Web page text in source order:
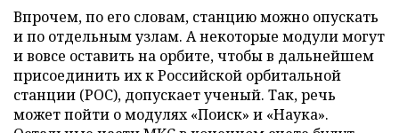
Впрочем, по его словам, станцию можно опускать
и по отдельным узлам. А некоторые модули могут
и вовсе оставить на орбите, чтобы в дальнейшем
присоединить их к Российской орбитальной
станции (РОС), допускает ученый. Так, речь
может пойти о модулях «Поиск» и «Наука».